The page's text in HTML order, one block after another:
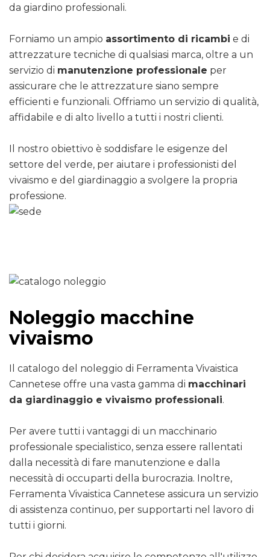
da giardino professionali.
Forniamo un ampio assortimento di ricambi e di
attrezzature tecniche di qualsiasi marca, oltre a un
servizio di manutenzione professionale per
assicurare che le attrezzature siano sempre
efficienti e funzionali. Offriamo un servizio di qualità,
affidabile e di alto livello a tutti i nostri clienti.
Il nostro obiettivo è soddisfare le esigenze del
settore del verde, per aiutare i professionisti del
vivaismo e del giardinaggio a svolgere la propria
professione.
Noleggio macchine
vivaismo
Il catalogo del noleggio di Ferramenta Vivaistica
Cannetese offre una vasta gamma di macchinari
da giardinaggio e vivaismo professionali.
Per avere tutti i vantaggi di un macchinario
professionale specialistico, senza essere rallentati
dalla necessità di fare manutenzione e dalla
necessità di occuparti della burocrazia. Inoltre,
Ferramenta Vivaistica Cannetese assicura un servizio
di assistenza continuo, per supportarti nel lavoro di
tutti i giorni.